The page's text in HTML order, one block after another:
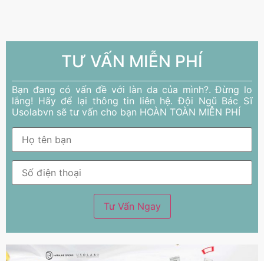
TƯ VẤN MIỄN PHÍ
Bạn đang có vấn đề với làn da của mình?. Đừng lo
lắng! Hãy để lại thông tin liên hệ. Đội Ngũ Bác Sĩ
Usolabvn sẽ tư vấn cho bạn HOÀN TOÀN MIỄN PHÍ